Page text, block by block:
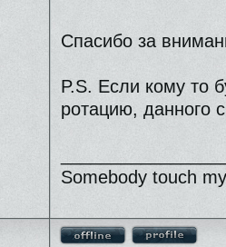
Спасибо за
P.S. Если кому то
ротацию, данного
Somebody touch